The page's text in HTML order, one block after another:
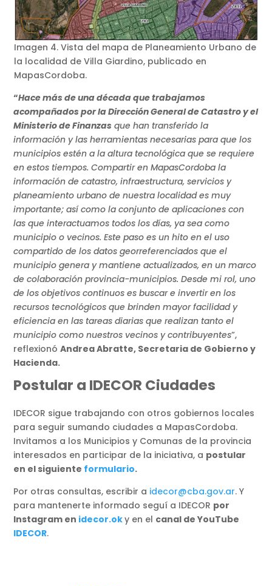
Imagen 4. Vista del mapa de Planeamiento Urbano de
la localidad de Villa Giardino, publicado en
MapasCordoba.
“Hace más de una década que trabajamos
acompañados por la Dirección General de Catastro y el
Ministerio de Finanzas que han transferido la
información y las herramientas necesarias para que los
municipios estén a la altura tecnológica que se requiere
en estos tiempos. Compartir en MapasCordoba la
información de catastro, infraestructura, servicios y
planeamiento urbano de nuestra localidad es muy
importante; así como la conjunto de aplicaciones con
las que interactuamos todos los días, ya sea como
municipio o vecinos. Este paso es un hito en el uso
compartido de los datos georreferenciados que el
municipio genera y mantiene actualizados, en un marco
de colaboración provincia-municipios. Desde mi rol, uno
de los objetivos continuos es buscar e invertir en los
recursos tecnológicos que brinden mayor facilidad y
eficiencia en las tareas diarias que realizan tanto el
municipio como nuestros vecinos y contribuyentes”,
reflexionóAndrea Abratte, Secretaria de Gobierno y
Hacienda.
Postular a IDECOR Ciudades
IDECOR sigue trabajando con otros gobiernos locales
para seguir sumando ciudades a MapasCordoba.
Invitamos a los Municipios y Comunas de la provincia
interesados en participar de la iniciativa, a postular
en el siguiente formulario.
Por otras consultas, escribir a idecor@cba.gov.ar. Y
para mantenerte informado seguí a IDECOR por
Instagram en idecor.oky en el canal de YouTube
IDECOR.